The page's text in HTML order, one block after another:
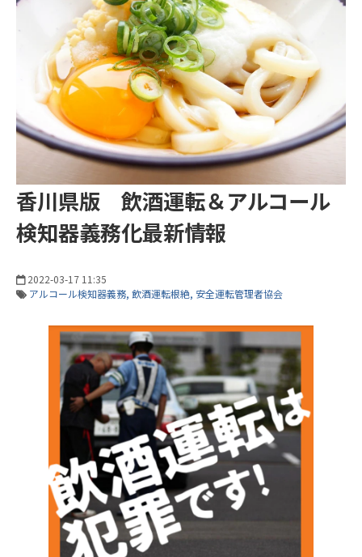
香川県版 飲酒運転＆アルコール
検知器義務化最新情報
2022-03-17 11:35
アルコール検知器義務 飲酒運転根絶 安全運転管理者協会